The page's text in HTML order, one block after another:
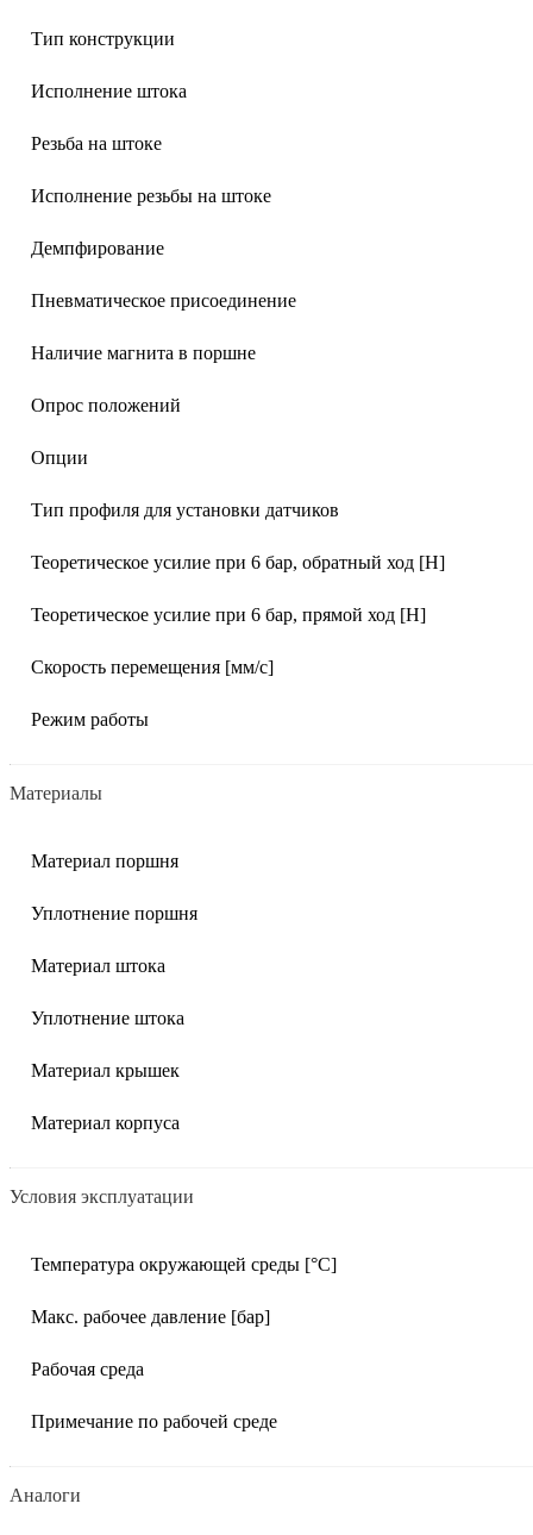
Тип конструкции
Исполнение штока
Резьба на штоке
Исполнение резьбы на штоке
Демпфирование
Пневматическое присоединение
Наличие магнита в поршне
Опрос положений
Опции
Тип профиля для установки датчиков
Теоретическое усилие при 6 бар, обратный ход [Н]
Теоретическое усилие при 6 бар, прямой ход [Н]
Скорость перемещения [мм/с]
Режим работы
Материалы
Материал поршня
Уплотнение поршня
Материал штока
Уплотнение штока
Материал крышек
Материал корпуса
Условия эксплуатации
Температура окружающей среды [°C]
Макс. рабочее давление [бар]
Рабочая среда
Примечание по рабочей среде
Аналоги